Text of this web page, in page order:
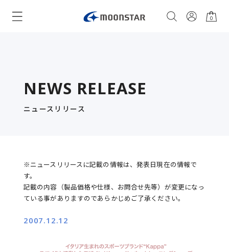
0
NEWS RELEASE
ニュースリリース
※ニュースリリースに記載の情報は、発表日現在の情報で
す。
記載の内容（製品価格や仕様、お問合せ先等）が変更になっ
ている事がありますのであらかじめご了承ください。
2007.12.12